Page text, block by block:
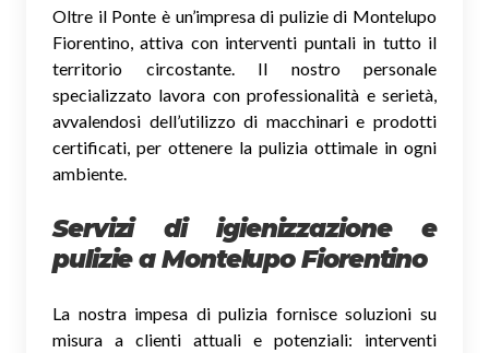
Oltre il Ponte è un’impresa di pulizie di Montelupo
Fiorentino, attiva con interventi puntali in tutto il
territorio circostante. Il nostro personale
specializzato lavora con professionalità e serietà,
avvalendosi dell’utilizzo di macchinari e prodotti
certificati, per ottenere la pulizia ottimale in ogni
ambiente.
Servizi di igienizzazione e
pulizie a Montelupo Fiorentino
La nostra impesa di pulizia fornisce soluzioni su
misura a clienti attuali e potenziali: interventi